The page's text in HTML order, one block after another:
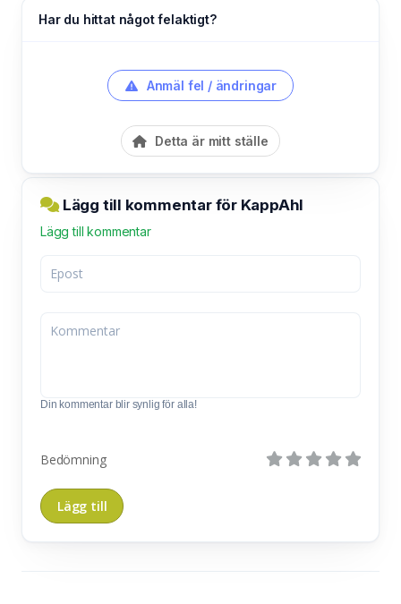
Har du hittat något felaktigt?
Anmäl fel / ändringar
Detta är mitt ställe
Lägg till kommentar för KappAhl
Lägg till kommentar
Din kommentar blir synlig för alla!
Bedömning